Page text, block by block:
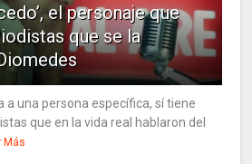
el personaje que
que se la
a una persona específica, sí tiene
que en la vida real hablaron del
Más